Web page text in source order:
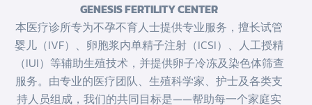
GENESIS FERTILITY CENTER
本医疗诊所专为不孕不育人士提供专业服务，擅长试管
婴儿（IVF）、卵胞浆内单精子注射（ICSI）、人工授精
（IUI）等辅助生殖技术，并提供卵子冷冻及染色体筛查
服务。由专业的医疗团队、生殖科学家、护士及各类支
持人员组成，我们的共同目标是——帮助每一个家庭实